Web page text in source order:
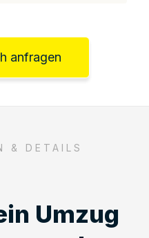
anfragen
& DETAILS
Umzug